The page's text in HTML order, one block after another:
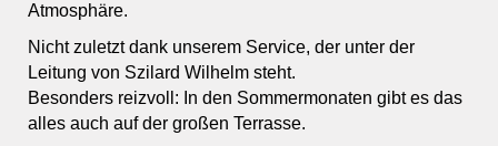
Atmosphäre.
Nicht zuletzt dank unserem Service, der unter der
Leitung von Szilard Wilhelm steht.
Besonders reizvoll: In den Sommermonaten gibt es das
alles auch auf der großen Terrasse.